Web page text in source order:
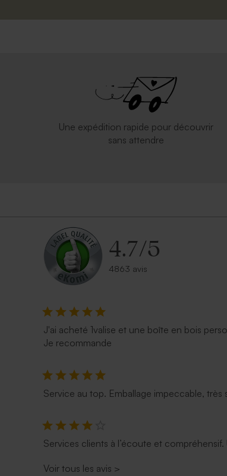
Une expédition rapide pour découvrir
sans attendre
4.7/5
4863 avis
J'ai acheté 1valise et une boîte en bois
Je recommande
Service au top. Emballage impeccable,
Services clients à l’écoute et
Voir tous les avis >